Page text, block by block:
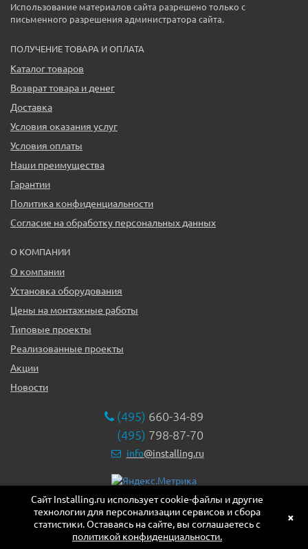
Использование материалов сайта разрешено только с
письменного разрешения администратора сайта.
ПОЛУЧЕНИЕ ТОВАРА И ОПЛАТА
Каталог товаров
Возврат товара и денег
Доставка
Условия оказания услуг
Условия оплаты
Наши преимущества
Гарантии
Политика конфиденциальности
Согласие на обработку персональных данных
О КОМПАНИИ
О компании
Установка оборудования
Цены на монтажные работы
Типовые проекты
Реализованные проекты
Акции
Новости
(495) 660-34-89
(495) 798-87-70
info@installing.ru
119331, г. Москва ул. Марии Ульяновой дом 17а, этаж 2,
офис 10
Сайт Installing.ru использует cookie-файлы и другие
технологии для персонализации сервисов и сбора
статистики. Оставаясь на сайте, вы соглашаетесь с
политикой конфиденциальности.
×